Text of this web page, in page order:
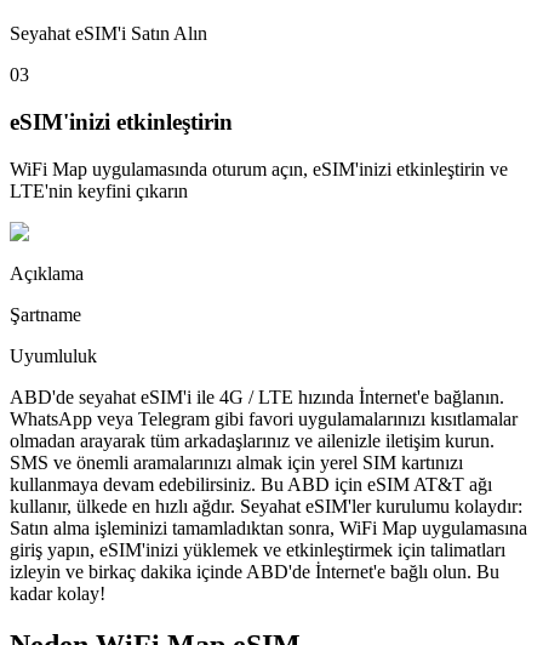
Seyahat eSIM'i Satın Alın
03
eSIM'inizi etkinleştirin
WiFi Map uygulamasında oturum açın, eSIM'inizi etkinleştirin ve
LTE'nin keyfini çıkarın
Açıklama
Şartname
Uyumluluk
ABD'de seyahat eSIM'i ile 4G / LTE hızında İnternet'e bağlanın.
WhatsApp veya Telegram gibi favori uygulamalarınızı kısıtlamalar
olmadan arayarak tüm arkadaşlarınız ve ailenizle iletişim kurun.
SMS ve önemli aramalarınızı almak için yerel SIM kartınızı
kullanmaya devam edebilirsiniz. Bu ABD için eSIM AT&T ağı
kullanır, ülkede en hızlı ağdır. Seyahat eSIM'ler kurulumu kolaydır:
Satın alma işleminizi tamamladıktan sonra, WiFi Map uygulamasına
giriş yapın, eSIM'inizi yüklemek ve etkinleştirmek için talimatları
izleyin ve birkaç dakika içinde ABD'de İnternet'e bağlı olun. Bu
kadar kolay!